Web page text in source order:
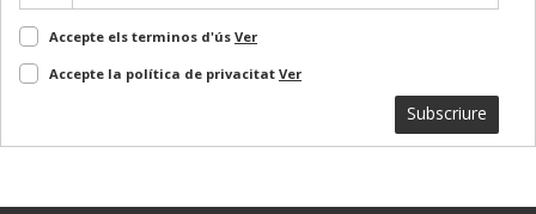
Accepte els terminos d'ús Ver
Accepte la política de privacitat Ver
Subscriure